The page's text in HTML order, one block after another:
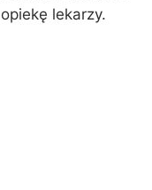
lekarzy.